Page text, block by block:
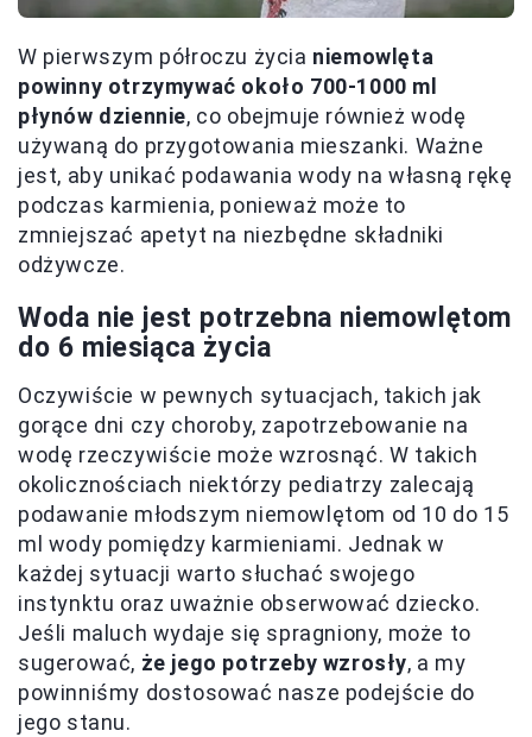
W pierwszym półroczu życia niemowlęta
powinny otrzymywać około 700-1000 ml
płynów dziennie, co obejmuje również wodę
używaną do przygotowania mieszanki. Ważne
jest, aby unikać podawania wody na własną rękę
podczas karmienia, ponieważ może to
zmniejszać apetyt na niezbędne składniki
odżywcze.
Woda nie jest potrzebna niemowlętom
do 6 miesiąca życia
Oczywiście w pewnych sytuacjach, takich jak
gorące dni czy choroby, zapotrzebowanie na
wodę rzeczywiście może wzrosnąć. W takich
okolicznościach niektórzy pediatrzy zalecają
podawanie młodszym niemowlętom od 10 do 15
ml wody pomiędzy karmieniami. Jednak w
każdej sytuacji warto słuchać swojego
instynktu oraz uważnie obserwować dziecko.
Jeśli maluch wydaje się spragniony, może to
sugerować, że jego potrzeby wzrosły, a my
powinniśmy dostosować nasze podejście do
jego stanu.